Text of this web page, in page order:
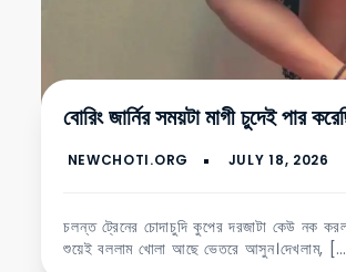
বোরিং জার্নির সময়টা মাগী চুদেই পার
চলন্ত ট্রেনের চোদাচুদি কুপের দরজাটা কেউ নক
শুয়েই বললাম খোলা আছে ভেতরে আসুন।দেখলাম, […]